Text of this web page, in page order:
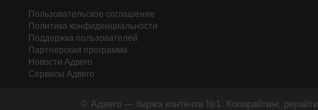
Пользовательское соглашение
Политика конфиденциальности
Поддержка пользователей
Партнерская программа
Новости Адвего
Сервисы Адвего
© Адвего — биржа контента №1. Копирайтинг,